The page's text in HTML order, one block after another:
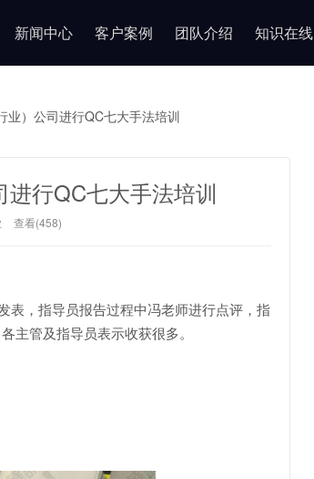
新闻中心 客户案例 团队介绍 知识在线
业）公司进行QC七大手法培训
行QC七大手法培训
查看(458)
表，指导员报告过程中冯老师进行点评，指
主管及指导员表示收获很多。